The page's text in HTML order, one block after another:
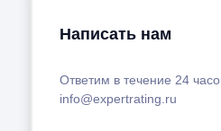
Написать нам
Ответим в течение 24
info@expertrating.ru